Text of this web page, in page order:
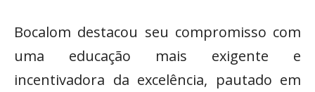
Bocalom destacou seu compromisso com
uma educação mais exigente e
incentivadora da excelência, pautado em